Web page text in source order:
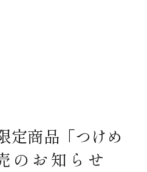
商品「つけめ
のお知らせ